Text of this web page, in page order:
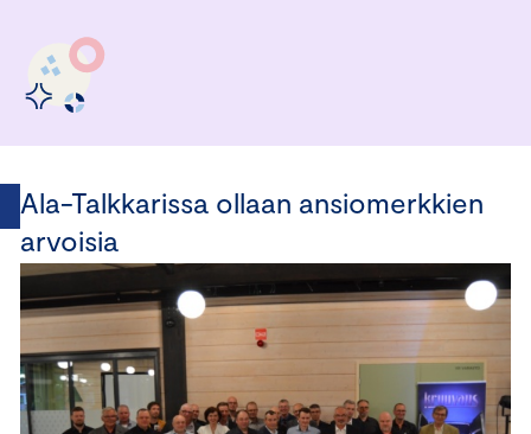
Ala-Talkkarissa ollaan ansiomerkkien
arvoisia